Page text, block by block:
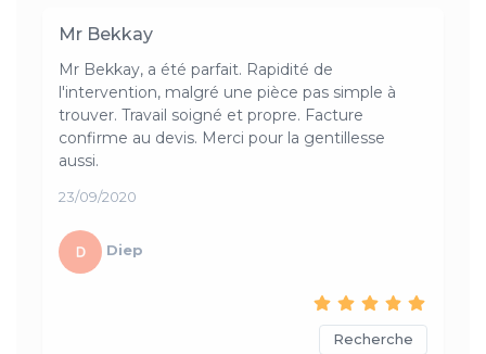
Mr Bekkay
Mr Bekkay, a été parfait. Rapidité de
l'intervention, malgré une pièce pas simple à
trouver. Travail soigné et propre. Facture
confirme au devis. Merci pour la gentillesse
aussi.
23/09/2020
Diep
Recherche